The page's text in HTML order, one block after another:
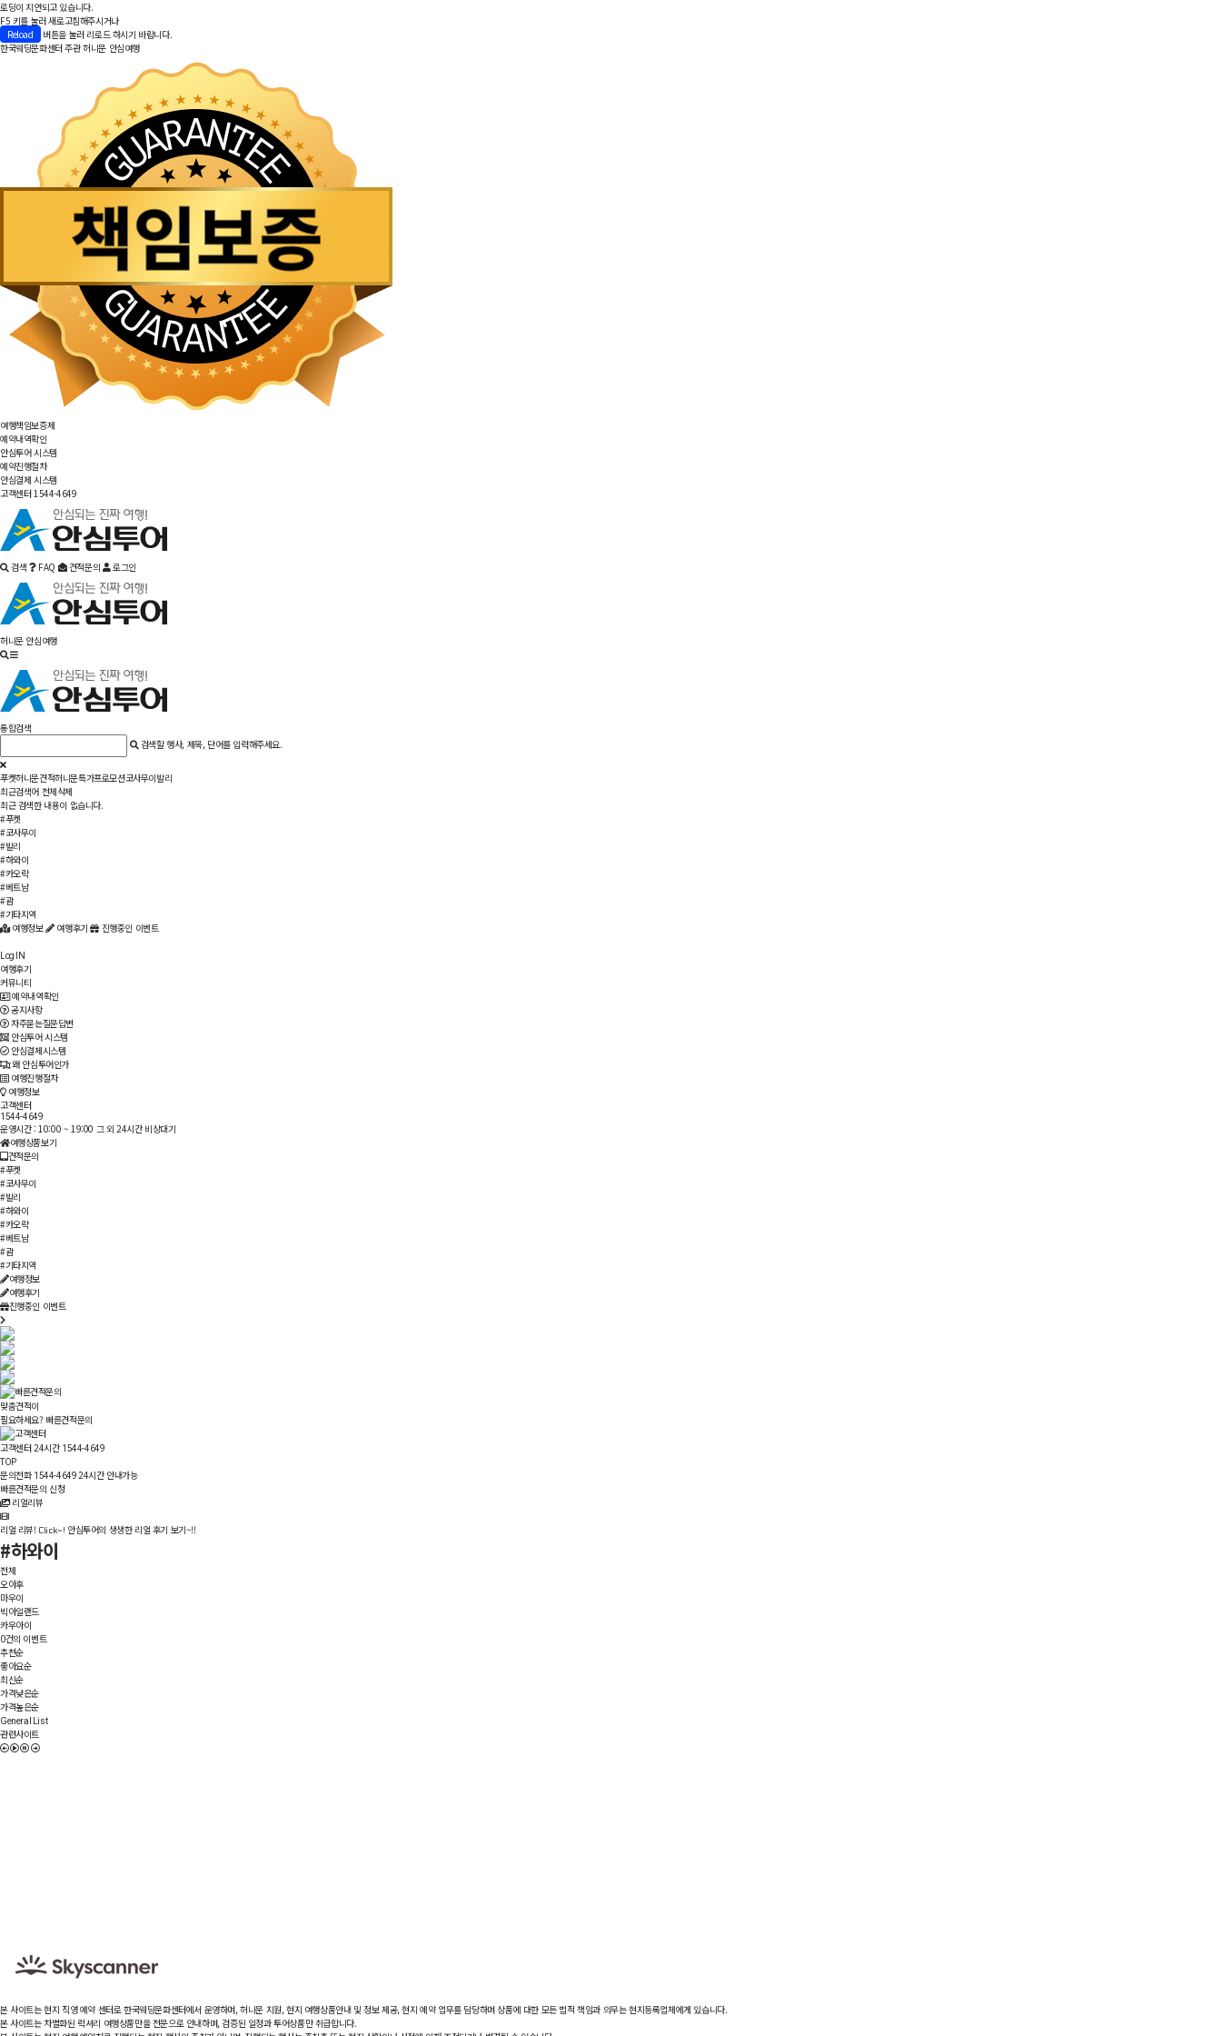
로딩이 지연되고 있습니다.
F5 키를 눌러 새로고침해주시거나
Reload
버튼을 눌러 리로드 하시기 바랍니다.
한국웨딩문화센터 주관허니문 안심여행
여행책임보증제
예약내역확인
안심투어 시스템
예약진행절차
안심결제 시스템
고객센터 1544-4649
검색 FAQ 견적문의 로그인
허니문 안심여행
통합검색
검색할 행사, 제목, 단어를 입력해주세요.
푸켓허니문견적허니문특가프로모션코사무이발리
최근검색어 전체삭제
최근 검색한 내용이 없습니다.
#푸켓
#코사무이
#발리
#하와이
#카오락
#베트남
#괌
#기타지역
여행정보
여행후기 진행중인 이벤트
Log IN
여행후기
커뮤니티
예약내역확인
공지사항
자주묻는질문답변
안심투어 시스템
안심결제시스템
왜 안심투어인가
여행진행절차
여행정보
고객센터
1544-4649
운영시간 : 10:00 ~ 19:00 그 외 24시간 비상대기
여행상품보기
견적문의
#푸켓
#코사무이
#발리
#하와이
#카오락
#베트남
#괌
#기타지역
여행정보
여행후기
진행중인 이벤트
맞춤견적이
필요하세요? 빠른견적문의
고객센터 24시간 1544-4649
TOP
문의전화 1544-464924시간 안내가능
빠른견적문의 신청
리얼리뷰
리얼 리뷰! Click~! 안심투어의 생생한 리얼 후기 보기~!!
#하와이
전체
오아후
마우이
빅아일랜드
카우아이
0건의 이벤트
추천순
좋아요순
최신순
가격낮은순
가격높은순
General List
관련사이트
본 사이트는 현지 직영 예약 센터로 한국웨딩문화센터에서 운영하며, 허니문 지원, 현지 여행상품안내 및 정보 제공, 현지 예약 업무를 담당하며 상품에 대한 모든 법적 책임과 의무는 현지등록업체에게 있습니다.
본 사이트는 차별화된 럭셔리 여행상품만을 전문으로 안내하며, 검증된 일정과 투어상품만 취급합니다.